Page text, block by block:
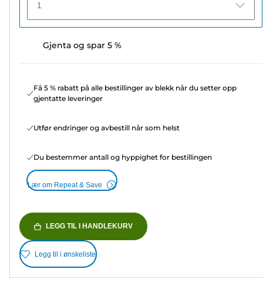
1
Gjenta og spar 5 %
Få 5 % rabatt på alle bestillinger av blekk når du setter opp
gjentatte leveringer
Utfør endringer og avbestill når som helst
Du bestemmer antall og hyppighet for bestillingen
Lær om Repeat & Save
LEGG TIL I HANDLEKURV
Legg til i ønskeliste